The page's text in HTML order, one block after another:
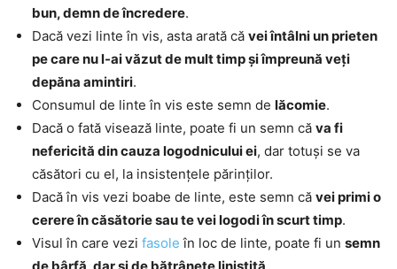
bun, demn de încredere.
Dacă vezi linte în vis, asta arată că vei întâlni un prieten
pe care nu l-ai văzut de mult timp și împreună veți
depăna amintiri.
Consumul de linte în vis este semn de lăcomie.
Dacă o fată visează linte, poate fi un semn că va fi
nefericită din cauza logodnicului ei, dar totuși se va
căsători cu el, la insistențele părinților.
Dacă în vis vezi boabe de linte, este semn că vei primi o
cerere în căsătorie sau te vei logodi în scurt timp.
Visul în care vezi fasole în loc de linte, poate fi un semn